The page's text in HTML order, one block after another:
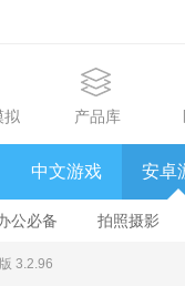
拟 产品库
中文游戏 安卓
公必备 拍照摄影
3.2.96